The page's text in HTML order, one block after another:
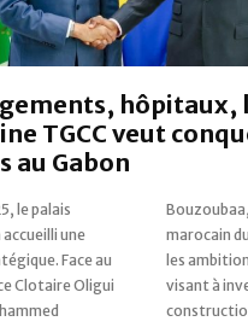
hôpitaux,
TGCC veut
au Gabon
le palais
une
Face au
Clotaire Oligui
du géant
a exposé
de son groupe
dans la